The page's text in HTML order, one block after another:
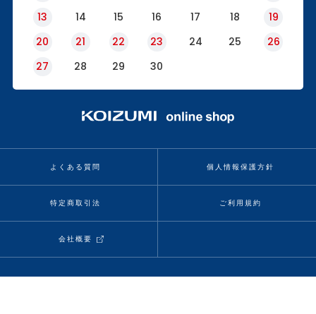
13
14 15 16 17 18
19
20
21 22 23 24 25
26
27
28 29 30
よくある質問 個人情報保護方針
特定商取引法 ご利用規約
会社概要